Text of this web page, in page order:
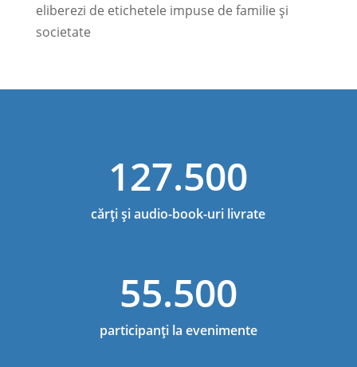
eliberezi de etichetele impuse de familie și
societate
127.500
cărți și audio-book-uri livrate
55.500
participanți la evenimente